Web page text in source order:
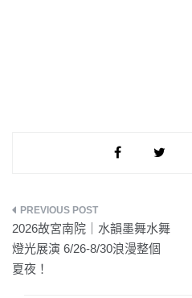
文
章
導
2026故宮南院｜水韻墨舞水舞
燈光展演 6/26-8/30浪漫整個
夏夜！